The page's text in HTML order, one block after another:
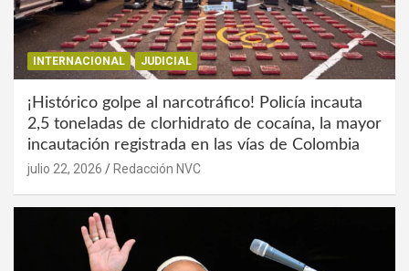
INTERNACIONAL JUDICIAL
¡Histórico golpe al narcotráfico! Policía incauta
2,5 toneladas de clorhidrato de cocaína, la mayor
incautación registrada en las vías de Colombia
julio 22, 2026 Redacción NVC